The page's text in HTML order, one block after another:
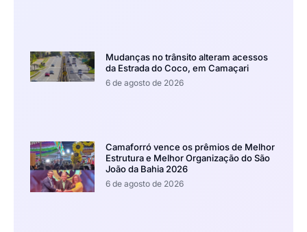
Mudanças no trânsito alteram acessos
da Estrada do Coco, em Camaçari
6 de agosto de 2026
Camaforró vence os prêmios de Melhor
Estrutura e Melhor Organização do São
João da Bahia 2026
6 de agosto de 2026